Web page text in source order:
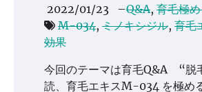
2022/01/23 –Q&A, 育毛極
M-034, ミノキシジル, 育毛
効果
今回のテーマは育毛Q&A “脱
読、育毛エキスM-034 を極め